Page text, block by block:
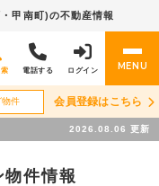
甲南町)の不動産情報
電話する ログイン MENU
件 会員登録はこちら
2026.08.06 更新
件情報